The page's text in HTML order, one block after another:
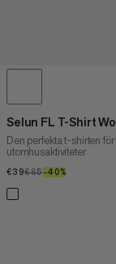
Selun FL T-Shirt
Den perfekta t-shirten för
utomhusaktiviteter
€39€39
€65€65
–40%